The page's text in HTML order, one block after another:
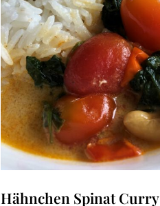
Hähnchen Spinat Curry